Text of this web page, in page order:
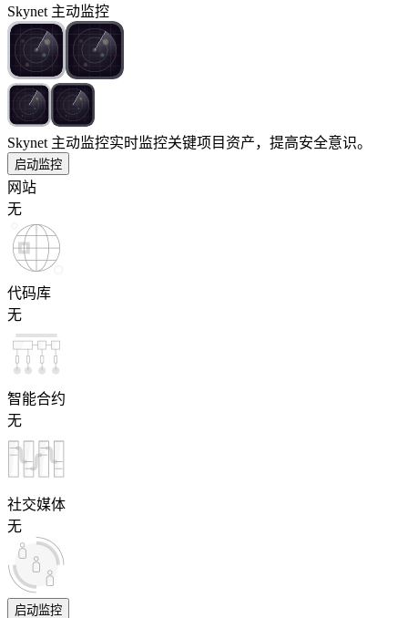
Skynet 主动监控
Skynet 主动监控实时监控关键项目资产，提高安全意识。
启动监控
网站
无
代码库
无
智能合约
无
社交媒体
无
启动监控